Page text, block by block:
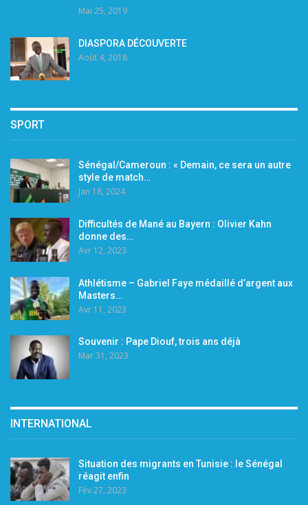
Mai 25, 2019
DIASPORA DÉCOUVERTE
Août 4, 2018
SPORT
Sénégal/Cameroun : « Demain, ce sera un autre
style de match…
Jan 18, 2024
Difficultés de Mané au Bayern : Olivier Kahn
donne des…
Avr 12, 2023
Athlétisme – Gabriel Faye médaillé d’argent aux
Masters…
Avr 11, 2023
Souvenir : Pape Diouf, trois ans déjà
Mar 31, 2023
INTERNATIONAL
Situation des migrants en Tunisie : le Sénégal
réagit enfin
Fév 27, 2023